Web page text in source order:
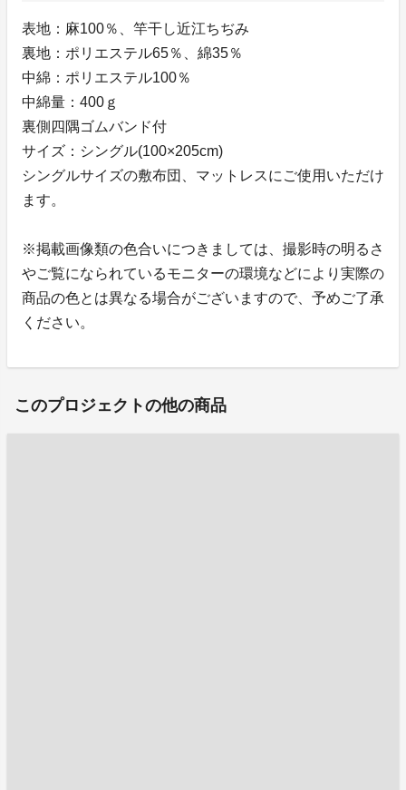
表地：麻100％、竿干し近江ちぢみ
裏地：ポリエステル65％、綿35％
中綿：ポリエステル100％
中綿量：400ｇ
裏側四隅ゴムバンド付
サイズ：シングル(100×205cm)
シングルサイズの敷布団、マットレスにご使用いただけ
ます。
※掲載画像類の色合いにつきましては、撮影時の明るさ
やご覧になられているモニターの環境などにより実際の
商品の色とは異なる場合がございますので、予めご了承
ください。
このプロジェクトの他の商品